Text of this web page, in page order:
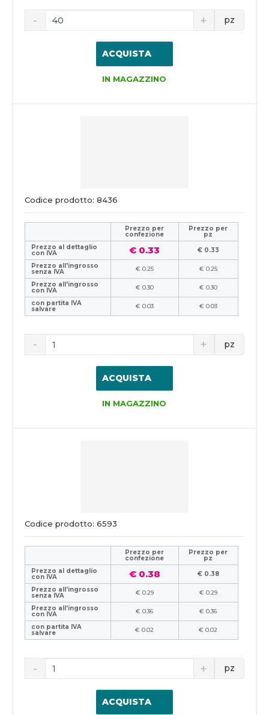
pz
ACQUISTA
IN MAGAZZINO
Codice prodotto: 8436
Prezzo per
confezione
Prezzo per
pz
Prezzo al dettaglio
con IVA € 0.33
€ 0.33
Prezzo all'ingrosso
senza IVA € 0.25
€ 0.25
Prezzo all'ingrosso
con IVA € 0.30
€ 0.30
con partita IVA
salvare € 0.03 € 0.03
pz
ACQUISTA
IN MAGAZZINO
Codice prodotto: 6593
Prezzo per
confezione
Prezzo per
pz
Prezzo al dettaglio
con IVA € 0.38
€ 0.38
Prezzo all'ingrosso
senza IVA € 0.29
€ 0.29
Prezzo all'ingrosso
con IVA € 0.36
€ 0.36
con partita IVA
salvare € 0.02 € 0.02
pz
ACQUISTA